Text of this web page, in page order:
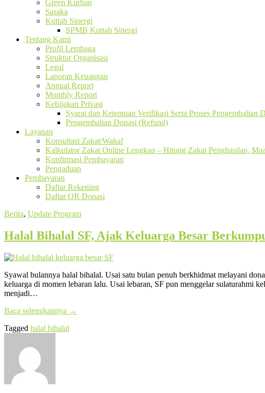
Green Kurban
Sasaka
Kuttab Sinergi
SPMB Kuttab Sinergi
Tentang Kami
Profil Lembaga
Struktur Organisasi
Legal
Laporan Keuangan
Annual Report
Monthly Report
Kebijakan Privasi
Syarat dan Ketentuan Verifikasi Serta Proses Pengembalian
Pengembalian Donasi (Refund)
Layanan
Konsultasi Zakat/Wakaf
Kalkulator Zakat Online Lengkap – Hitung Zakat Penghasilan,
Konfirmasi Pembayaran
Pengaduan
Pembayaran
Daftar Rekening
Daftar QR Donasi
Berita, Update Program
Halal Bihalal SF, Ajak Keluarga Besar
Syawal bulannya halal bihalal. Usai satu bulan penuh berkhidmat melayani
keluarga di momen lebaran lalu. Usai lebaran, SF pun menggelar sulaturahmi
menjadi…
Baca selengkapnya →
Tagged halal bihalal